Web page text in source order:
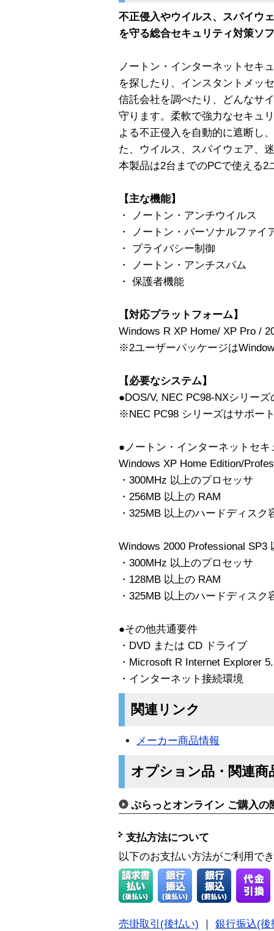
不正侵入やウイルス、スパイウ
を守る総合セキュリティ対策ソ
ノートン・インターネットセキ
を探したり、インスタントメッ
信託会社を調べたり、どんなサ
守ります。柔軟で強力なセキュ
よる不正侵入を自動的に遮断し
た、ウイルス、スパイウェア、
本製品は2台までのPCで使える2
【主な機能】
・ ノートン・アンチウイルス
・ ノートン・パーソナルファイ
・ プライバシー制御
・ ノートン・アンチスパム
・ 保護者機能
【対応プラットフォーム】
Windows R XP Home/ XP Pro /
※2ユーザーパッケージは
【必要なシステム】
●DOS/V, NEC PC98-NXシリー
※NEC PC98 シリーズはサポー
●ノートン・インターネットセキ
Windows XP Home Edition/
・300MHz 以上のプロセッサ
・256MB 以上の RAM
・325MB 以上のハードディスク
Windows 2000 Professional SP3
・300MHz 以上のプロセッサ
・128MB 以上の RAM
・325MB 以上のハードディスク
●その他共通要件
・DVD または CD ドライブ
・Microsoft R Internet Explorer
・インターネット接続環境
関連リンク
メーカー商品情報
オプション品・関連商
ぷらっとオンライン ご購入の
支払方法について
以下のお支払い方法がご利用で
売掛取引(後払い) 銀行振込(後